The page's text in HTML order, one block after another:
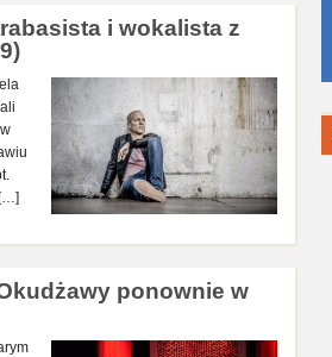
i wokalista z
ponownie w